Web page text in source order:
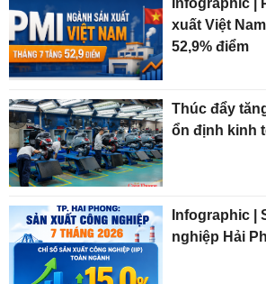
Infographic |
xuất Việt
52,9% điểm
Thúc đẩy
ổn định kinh
Infographic |
nghiệp Hải